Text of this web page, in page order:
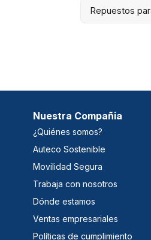
Repuestos
Nuestra Compañia
¿Quiénes somos?
Auteco Sostenible
Movilidad Segura
Trabaja con nosotros
Dónde estamos
Ventas empresariales
Políticas de cumplimiento